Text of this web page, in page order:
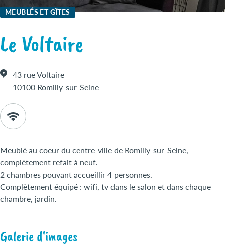
MEUBLÉS ET GÎTES
Le Voltaire
43 rue Voltaire
10100 Romilly-sur-Seine
Meublé au coeur du centre-ville de Romilly-sur-Seine,
complètement refait à neuf.
2 chambres pouvant accueillir 4 personnes.
Complètement équipé : wifi, tv dans le salon et dans chaque
chambre, jardin.
Galerie d'images